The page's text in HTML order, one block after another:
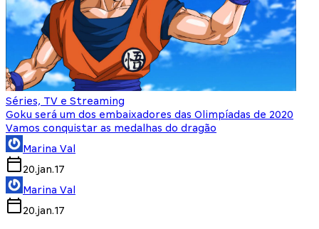
Séries, TV e Streaming
Goku será um dos embaixadores das Olimpíadas de 2020
Vamos conquistar as medalhas do dragão
Marina Val
20.jan.17
Marina Val
20.jan.17